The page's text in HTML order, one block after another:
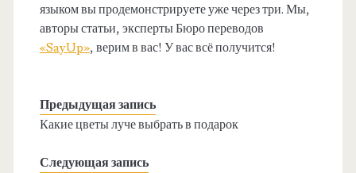
языком вы продемонстрируете уже через три. Мы,
авторы статьи, эксперты Бюро переводов
«SayUp», верим в вас! У вас всё получится!
Предыдущая запись
Какие цветы луче выбрать в подарок
Следующая запись